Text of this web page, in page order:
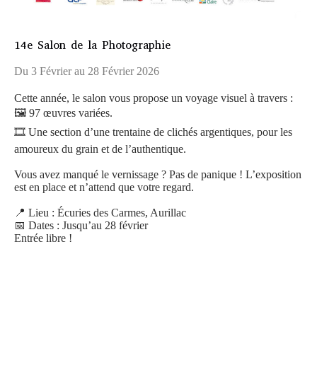
14e Salon de la Photographie
Du 3 Février au 28 Février 2026
Cette année, le salon vous propose un voyage visuel à travers :
🖼 97 œuvres variées.
🎞 Une section d’une trentaine de clichés argentiques, pour les
amoureux du grain et de l’authentique.
Vous avez manqué le vernissage ? Pas de panique ! L’exposition
est en place et n’attend que votre regard.
📍 Lieu : Écuries des Carmes, Aurillac
📅 Dates : Jusqu’au 28 février
Entrée libre !